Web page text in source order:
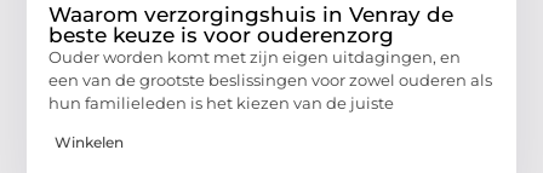
Waarom verzorgingshuis in Venray de
beste keuze is voor ouderenzorg
Ouder worden komt met zijn eigen uitdagingen, en
een van de grootste beslissingen voor zowel ouderen als
hun familieleden is het kiezen van de juiste
Winkelen